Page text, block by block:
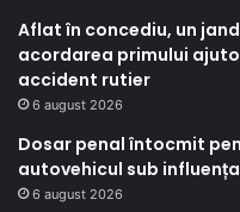
Aflat în concediu, un
acordarea primului
accident rutier
6 august 2026
Dosar penal întocmit
autovehicul sub
6 august 2026